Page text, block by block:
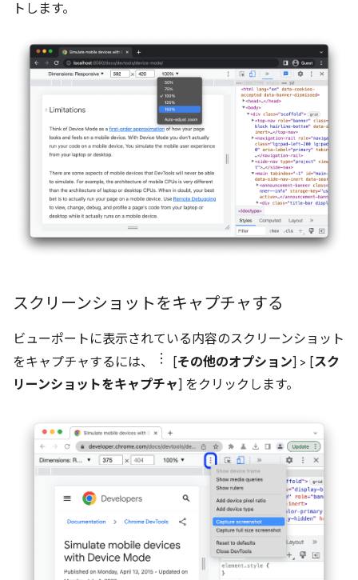
トします。
スクリーンショットをキャプチャする
ビューポートに表示されている内容のスクリーンショット
をキャプチャするには、
[その他のオプション] > [スク
リーンショットをキャプチャ] をクリックします。